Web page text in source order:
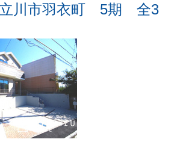
川市羽衣町 5期 全3